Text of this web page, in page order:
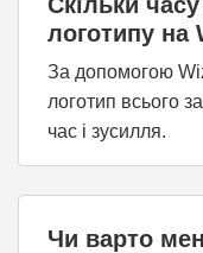
логотипу на
За допомогою
логотип всього
час і зусилля.
Чи варто